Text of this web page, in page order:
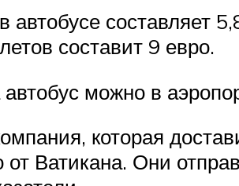
автобусе составляет
составит 9 евро.
можно в
которая
от Ватикана. Они